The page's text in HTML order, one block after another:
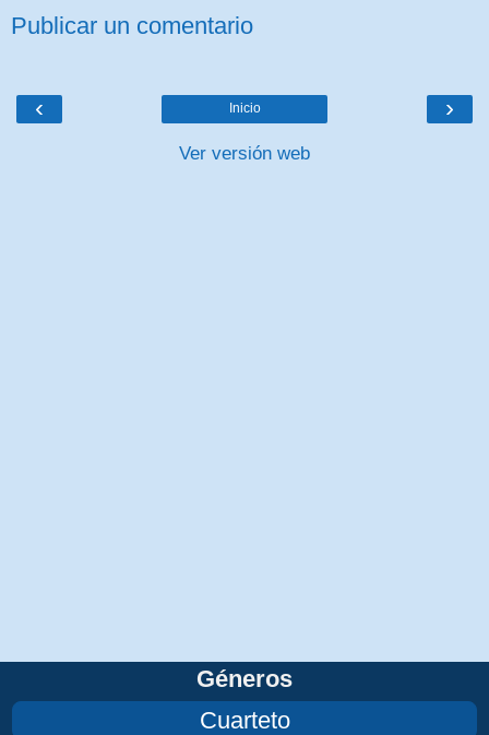
Publicar un comentario
‹ ›
Inicio
Ver versión web
Géneros
Cuarteto